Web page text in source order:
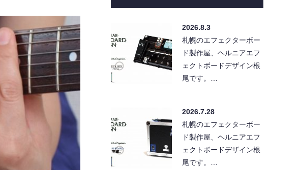
2026.8.3
札幌のエフェクターボー
ド製作屋、ヘルニアエフ
ェクトボードデザイン根
尾です。…
2026.7.28
札幌のエフェクターボー
ド製作屋、ヘルニアエフ
ェクトボードデザイン根
尾です。…